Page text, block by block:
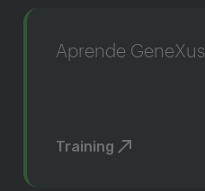
Aprende GeneXus
Training